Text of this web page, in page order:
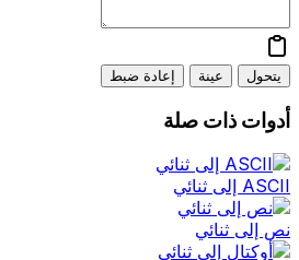
يتحول عينة إعادة ضبط
أدوات ذات صلة
ASCII إلى ثنائي
نص إلى ثنائي